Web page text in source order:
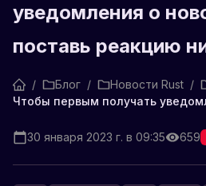
уведомления о
поставь реакцию
/ Блог / Новости Rust /
30 января 2023 г. в 09:35 659